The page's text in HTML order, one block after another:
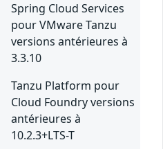
Spring Cloud Services
pour VMware Tanzu
versions antérieures à
3.3.10
Tanzu Platform pour
Cloud Foundry versions
antérieures à
10.2.3+LTS-T